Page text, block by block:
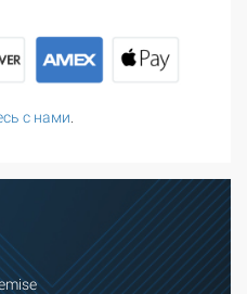
с нами